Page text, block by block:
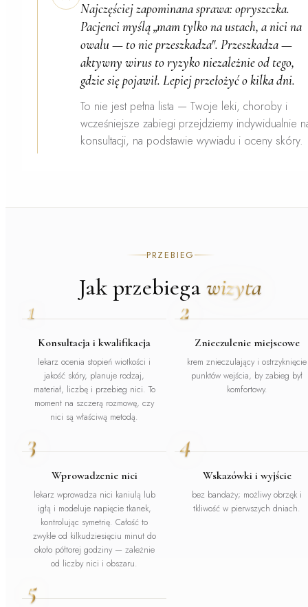
Najczęściej zapominana sprawa:opryszczka.
Pacjenci myślą „mam tylko na ustach, a nici na
owalu — to nie przeszkadza". Przeszkadza —
aktywny wirus to ryzyko niezależnie od tego,
gdzie się pojawił. Lepiej przełożyć o kilka dni.
To nie jest pełna lista — Twoje leki, choroby i
wcześniejsze zabiegi przejdziemy indywidualnie
konsultacji, na podstawie wywiadu i oceny skóry.
PRZEBIEG
Jak przebiegawizyta
1
Konsultacja i kwalifikacja
lekarz ocenia stopień wiotkości i
jakość skóry, planuje rodzaj,
materiał, liczbę i przebieg nici. To
moment na szczerą rozmowę, czy
nici są właściwą metodą.
2
Znieczulenie miejscowe
krem znieczulający i ostrzyknięcie
punktów wejścia, by zabieg był
komfortowy.
3
Wprowadzenie nici
lekarz wprowadza nici kaniulą lub
igłą i modeluje napięcie tkanek,
kontrolując symetrię. Całość to
zwykle od kilkudziesięciu minut do
około półtorej godziny — zależnie
od liczby nici i obszaru.
4
Wskazówki i wyjście
bez bandaży; możliwy obrzęk i
tkliwość w pierwszych dniach.
5